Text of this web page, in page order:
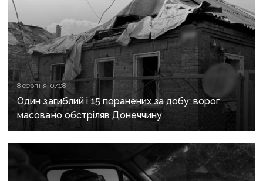
8 серпня, 07:08
Один загиблий і 15 поранених за добу: ворог
масовано обстріляв Донеччину